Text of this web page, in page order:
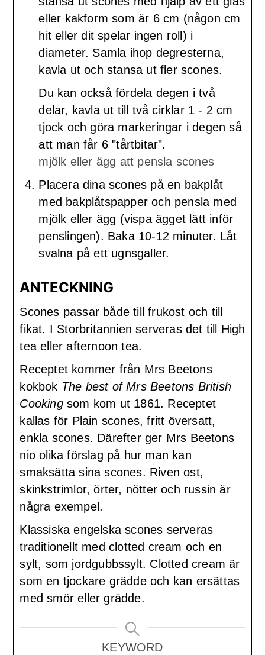
eller kakform som är 6 cm (någon cm
hit eller dit spelar ingen roll) i
diameter. Samla ihop degresterna,
kavla ut och stansa ut fler scones.
Du kan också fördela degen i två
delar, kavla ut till två cirklar 1 - 2 cm
tjock och göra markeringar i degen så
att man får 6 "tårtbitar".
mjölk eller ägg att pensla scones
Placera dina scones på en bakplåt
med bakplåtspapper och pensla med
mjölk eller ägg (vispa ägget lätt inför
penslingen). Baka 10-12 minuter. Låt
svalna på ett ugnsgaller.
ANTECKNING
Scones passar både till frukost och till
fikat. I Storbritannien serveras det till High
tea eller afternoon tea.
Receptet kommer från Mrs Beetons
kokbok The best of Mrs Beetons British
Cookingsom kom ut 1861. Receptet
kallas för Plain scones, fritt översatt,
enkla scones. Därefter ger Mrs Beetons
nio olika förslag på hur man kan
smaksätta sina scones. Riven ost,
skinkstrimlor, örter, nötter och russin är
några exempel.
Klassiska engelska scones serveras
traditionellt med clotted cream och en
sylt, som jordgubbssylt. Clotted cream är
som en tjockare grädde och kan ersättas
med smör eller grädde.
KEYWORD